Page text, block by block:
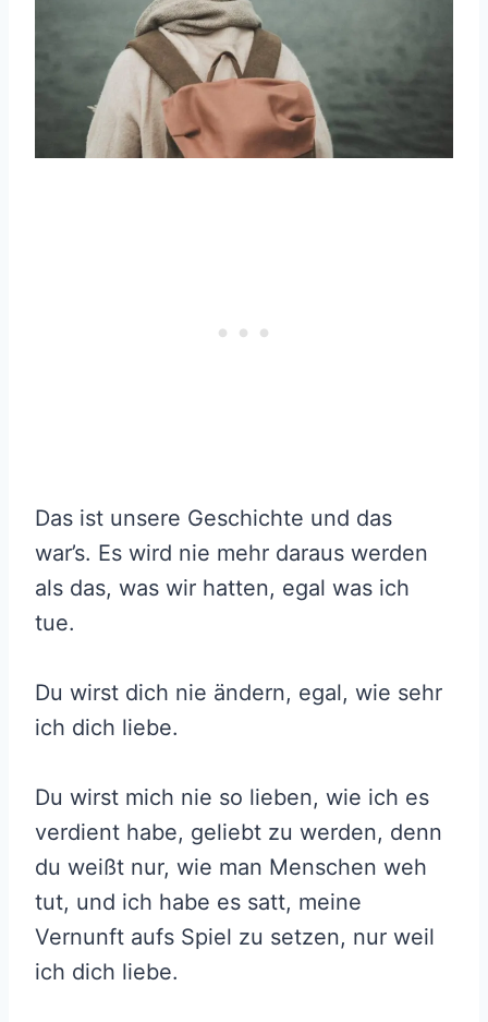
Das ist unsere Geschichte und das
war’s. Es wird nie mehr daraus werden
als das, was wir hatten, egal was ich
tue.
Du wirst dich nie ändern, egal, wie sehr
ich dich liebe.
Du wirst mich nie so lieben, wie ich es
verdient habe, geliebt zu werden, denn
du weißt nur, wie man Menschen weh
tut, und ich habe es satt, meine
Vernunft aufs Spiel zu setzen, nur weil
ich dich liebe.